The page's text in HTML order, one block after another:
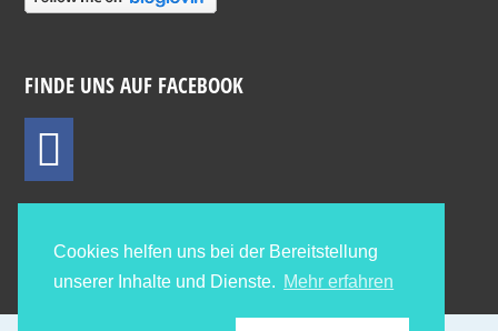
Cookies helfen uns bei der Bereitstellung
unserer Inhalte und Dienste. Mehr erfahren
FINDE UNS AUF FACEBOOK